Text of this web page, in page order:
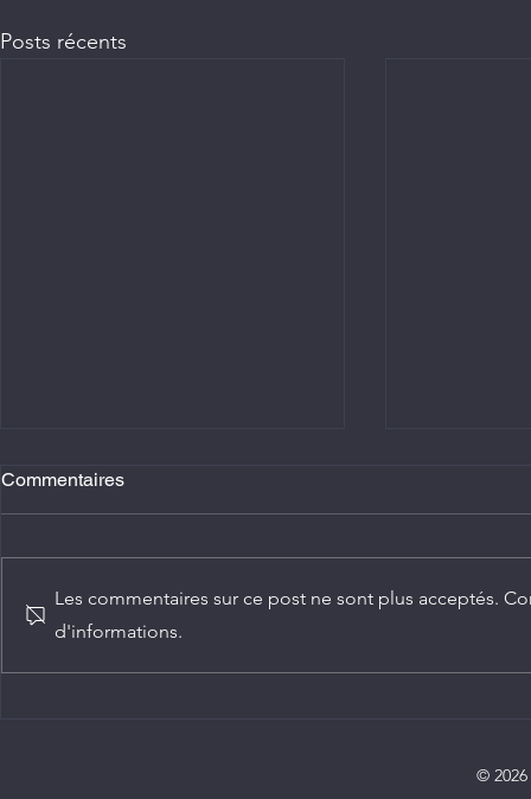
Posts récents
Commentaires
Les commentaires sur ce post ne sont plus acceptés.
d'informations.
©